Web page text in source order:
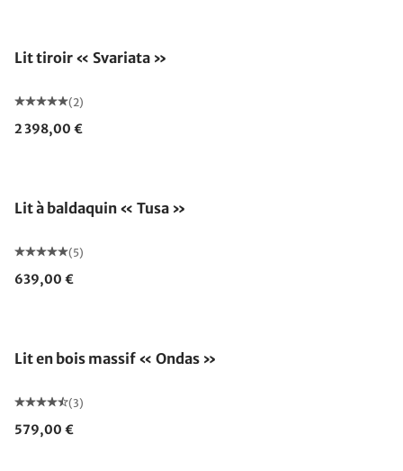
Lit tiroir « Svariata »
(2)
2 398,00 €
Lit à baldaquin « Tusa »
(5)
639,00 €
Lit en bois massif « Ondas »
(3)
579,00 €